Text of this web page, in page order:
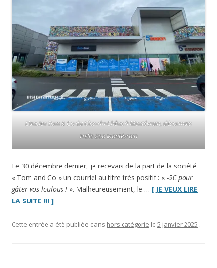
L’ancien Tom & Co du Clos-du-Chêne à Montévrain, désormais
Hello Zoo Montévrain
Le 30 décembre dernier, je recevais de la part de la société
« Tom and Co » un courriel au titre très positif : « -5€ pour
gâter vos loulous ! ». Malheureusement, le … [ JE VEUX LIRE
LA SUITE !!! ]“Le
Montévrain
Cette entrée a été publiée dans hors catégorie le 5 janvier 2025 .